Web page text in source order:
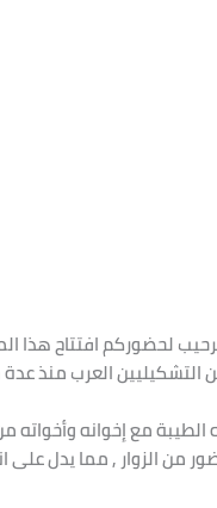
ترحيب لحضوركم افتتاح هذا
التشكيليين العرب منذ
مع إخوانه وأخواته
من الزوار , مما يدل على